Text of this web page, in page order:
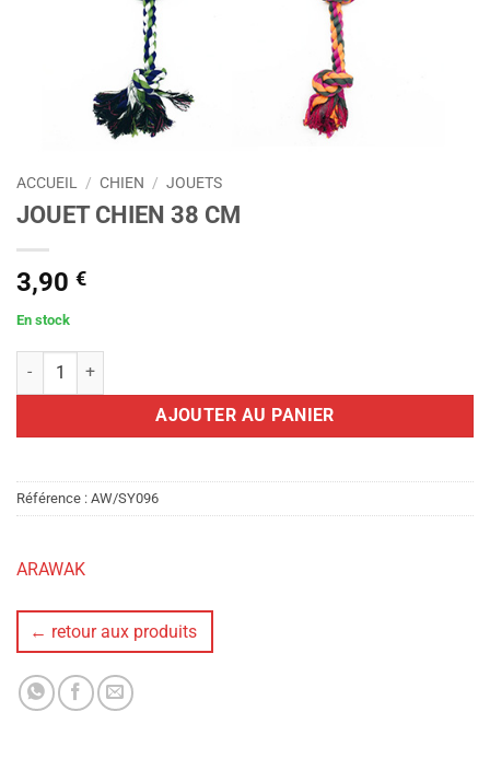
ACCUEIL / CHIEN / JOUETS
JOUET CHIEN 38 CM
3,90 €
En stock
quantité de JOUET CHIEN 38 CM
AJOUTER AU PANIER
Référence : AW/SY096
ARAWAK
← retour aux produits